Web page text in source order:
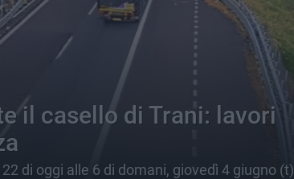
il casello di Trani: lavori
di oggi alle 6 di domani, giovedì 4 giugno (t)